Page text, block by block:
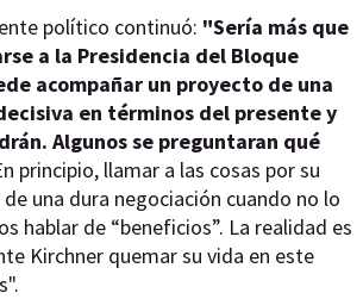
político continuó: "Sería más que
a la Presidencia del Bloque
acompañar un proyecto de una
en términos del presente y
Algunos se preguntaran qué
principio, llamar a las cosas por su
una dura negociación cuando no lo
hablar de “beneficios”. La realidad es
Kirchner quemar su vida en este